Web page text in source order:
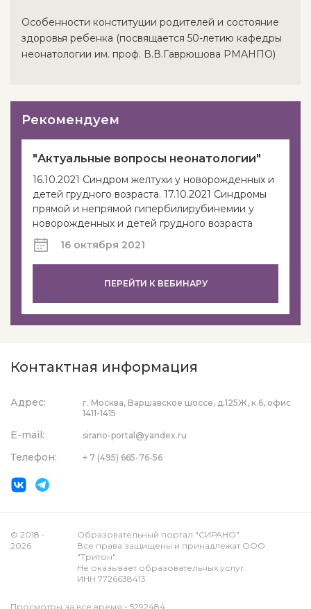
Особенности конституции родителей и состояние
здоровья ребенка (посвящается 50-летию кафедры
неонатологии им. проф. В.В.Гаврюшова РМАНПО)
Рекомендуем
"Актуальные вопросы неонатологии"
16.10.2021 Синдром желтухи у новорожденных и
детей грудного возраста. 17.10.2021 Синдромы
прямой и непрямой гипербилирубинемии у
новорожденных и детей грудного возраста
16 октября 2021
ПЕРЕЙТИ К ВЕБИНАРУ
Контактная информация
Адрес:
г. Москва, Варшавское шоссе, д.125Ж, к.6, офис
1411-1415
E-mail: sirano-portal@yandex.ru
Телефон: + 7 (495) 665-76-56
© 2018 -
2026
Образовательный портал "СИРАНО".
Все права защищены и принадлежат ООО
"Тритон".
Не оказывает образовательных услуг.
ИНН 7726638413.
Просмотры за все время - 5292484.